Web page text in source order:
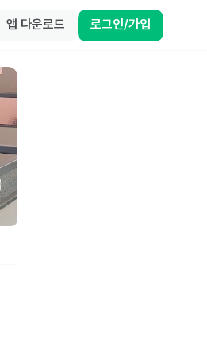
앱 다운로드 로그인/가입